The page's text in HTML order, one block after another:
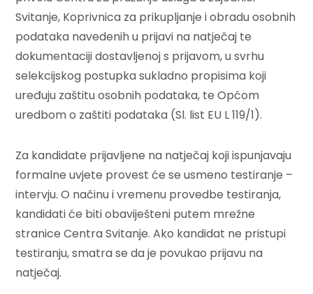
Svitanje, Koprivnica za prikupljanje i obradu osobnih
podataka navedenih u prijavi na natječaj te
dokumentaciji dostavljenoj s prijavom, u svrhu
selekcijskog postupka sukladno propisima koji
uređuju zaštitu osobnih podataka, te Općom
uredbom o zaštiti podataka (Sl. list EU L 119/1).
Za kandidate prijavljene na natječaj koji ispunjavaju
formalne uvjete provest će se usmeno testiranje –
intervju. O načinu i vremenu provedbe testiranja,
kandidati će biti obaviješteni putem mrežne
stranice Centra Svitanje. Ako kandidat ne pristupi
testiranju, smatra se da je povukao prijavu na
natječaj.